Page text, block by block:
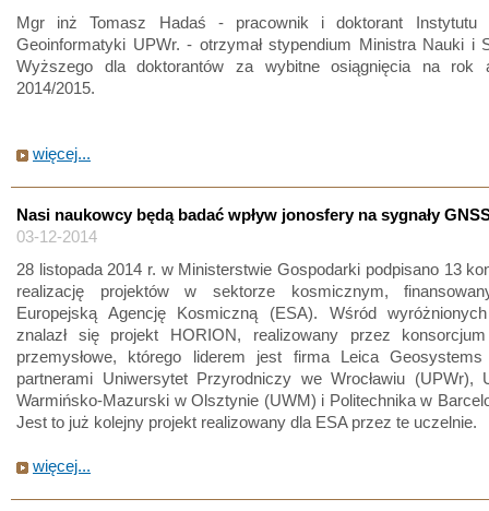
Mgr inż Tomasz Hadaś - pracownik i doktorant Instytutu
Geoinformatyki UPWr. - otrzymał stypendium Ministra Nauki i
Wyższego dla doktorantów za wybitne osiągnięcia na rok
2014/2015.
więcej...
Nasi naukowcy będą badać wpływ jonosfery na sygnały
03-12-2014
28 listopada 2014 r. w Ministerstwie Gospodarki podpisano 13
realizację projektów w sektorze kosmicznym,
Europejską Agencję Kosmiczną (ESA). Wśród
znalazł się projekt HORION, realizowany przez
przemysłowe, którego liderem jest firma Leica
partnerami Uniwersytet Przyrodniczy we Wrocławiu (UPWr),
Warmińsko-Mazurski w Olsztynie (UWM) i Politechnika w
Jest to już kolejny projekt realizowany dla ESA przez te uczelnie.
więcej...